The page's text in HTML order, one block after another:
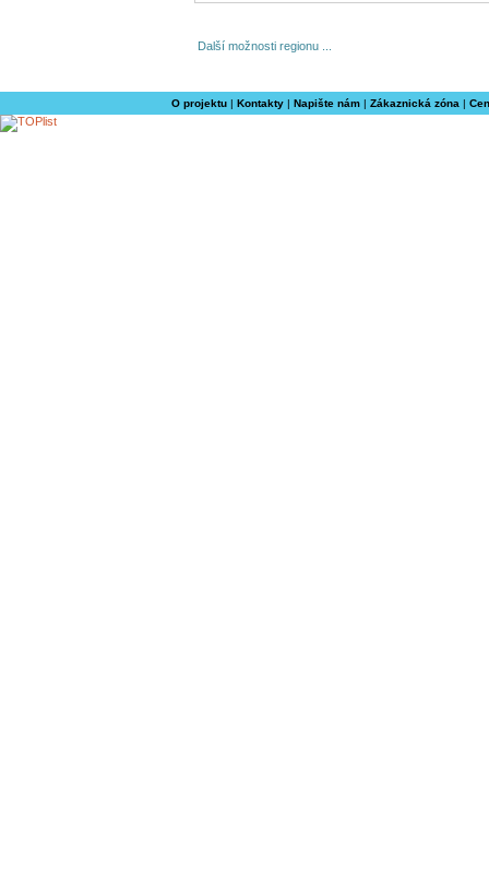
Další možnosti regionu ...
O projektu| Kontakty| Napište nám| Zákaznická zóna |